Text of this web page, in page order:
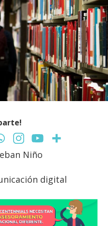
Niño
digital